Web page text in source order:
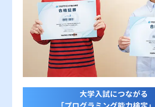
大学入試につながる